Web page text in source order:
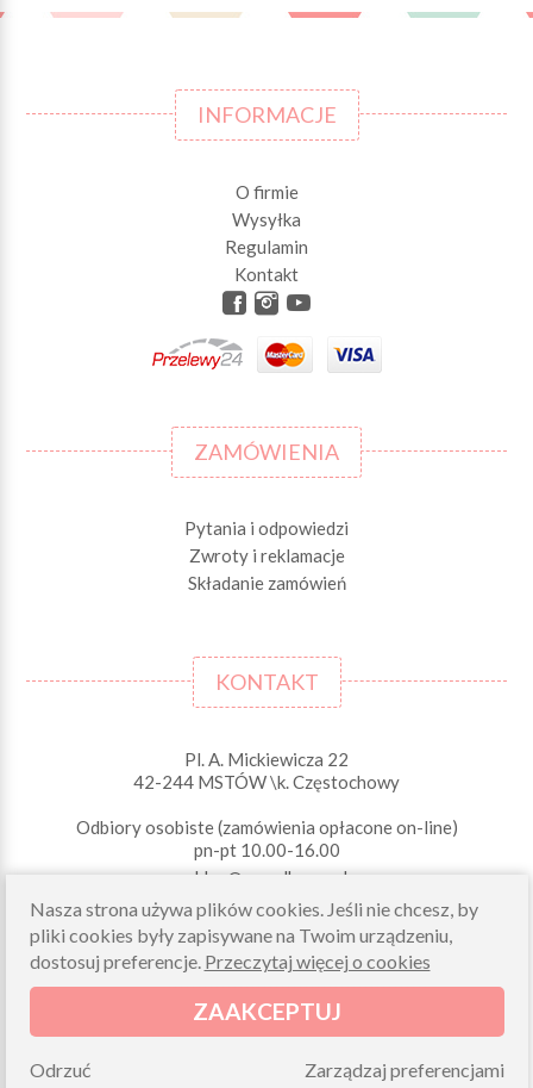
INFORMACJE
O firmie
Wysyłka
Regulamin
Kontakt
ZAMÓWIENIA
Pytania i odpowiedzi
Zwroty i reklamacje
Składanie zamówień
KONTAKT
Pl. A. Mickiewicza 22
42-244 MSTÓW \k. Częstochowy
Odbiory osobiste (zamówienia opłacone on-line)
pn-pt 10.00-16.00
sklep@morelkowe.pl
+48 34 506 50 60
+48 34 506 50 70
NIP 573 262 56 01
Nasza strona używa plików cookies. Jeśli nie chcesz, by
pliki cookies były zapisywane na Twoim urządzeniu,
dostosuj preferencje. Przeczytaj więcej o cookies
ZAAKCEPTUJ
Zarządzaj preferencjami
Odrzuć